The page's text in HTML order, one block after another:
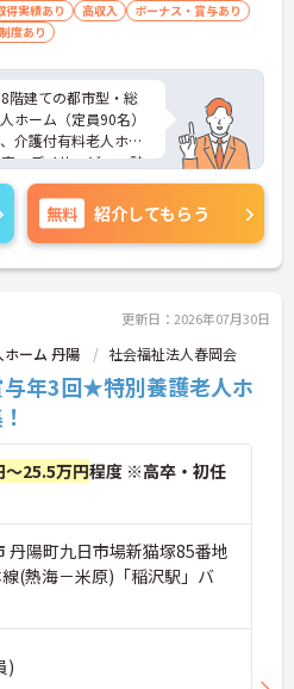
種手当により、安定
】
が支給されるほか、
職金制度も完備され
配偶者1万6000円の
を安定させながら働
得実績あり 高収入
ボーナス・賞与あり
度あり
階建ての都市型・総
ホーム（定員90名）
介護付有料老人ホー
、デイサービス、訪
設しており、多世代
新しい形の施設づく
ヶ月分や扶養手当、住
収入アップが期待で
5時間程度と少なく、
ンスを保ちやすい環
施設内研修も整って
門性を深めながら、
る好条件が揃ってい
待できます】
を習得できる環境が
らに深めていくこと
り、安定した収入ア
があり、日々の頑張
組みが整っています。
者・お子様向けの扶
をお持ちの方も安心
無料 紹介してもらう
更新日：2026年07月30日
ホーム 丹陽 社会福祉法人春岡会
与年3回★特別養護老人ホ
～25.5万円程度 ※高卒・初任
丹陽町九日市場新猫塚85番地
(熱海－米原)「稲沢駅」バ
)